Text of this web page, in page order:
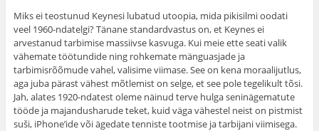
Miks ei teostunud Keynesi lubatud utoopia, mida pikisilmi oodati
veel 1960-ndatelgi? Tänane standardvastus on, et Keynes ei
arvestanud tarbimise massiivse kasvuga. Kui meie ette seati valik
vähemate töötundide ning rohkemate mänguasjade ja
tarbimisrõõmude vahel, valisime viimase. See on kena moraalijutlus,
aga juba pärast vähest mõtlemist on selge, et see pole tegelikult tõsi.
Jah, alates 1920-ndatest oleme näinud terve hulga seninägematute
tööde ja majandusharude teket, kuid väga vähestel neist on pistmist
suši, iPhone’ide või ägedate tenniste tootmise ja tarbijani viimisega.